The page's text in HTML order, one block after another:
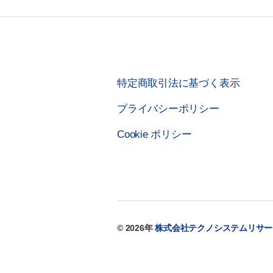
特定商取引法に基づく表示
プライバシーポリシー
Cookie ポリシー
© 2026年株式会社テクノシステムリサ